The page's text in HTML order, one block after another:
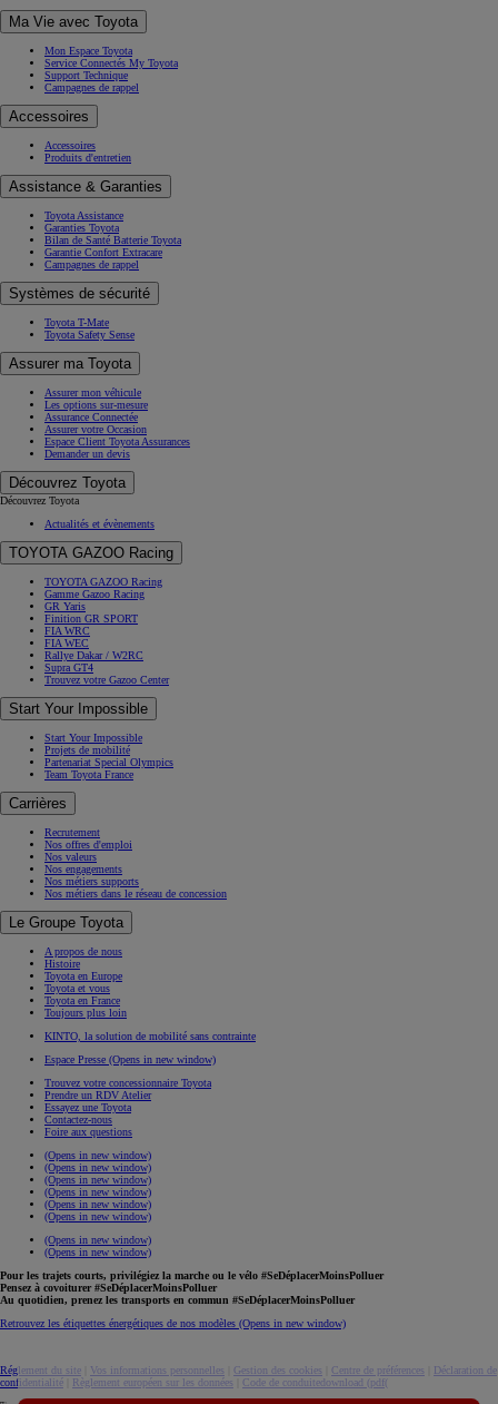
Ma Vie avec Toyota
Mon Espace Toyota
Service Connectés My Toyota
Support Technique
Campagnes de rappel
Accessoires
Accessoires
Produits d'entretien
Assistance & Garanties
Toyota Assistance
Garanties Toyota
Bilan de Santé Batterie Toyota
Garantie Confort Extracare
Campagnes de rappel
Systèmes de sécurité
Toyota T-Mate
Toyota Safety Sense
Assurer ma Toyota
Assurer mon véhicule
Les options sur-mesure
Assurance Connectée
Assurer votre Occasion
Espace Client Toyota Assurances
Demander un devis
Découvrez Toyota
Découvrez Toyota
Actualités et évènements
TOYOTA GAZOO Racing
TOYOTA GAZOO Racing
Gamme Gazoo Racing
GR Yaris
Finition GR SPORT
FIA WRC
FIA WEC
Rallye Dakar / W2RC
Supra GT4
Trouvez votre Gazoo Center
Start Your Impossible
Start Your Impossible
Projets de mobilité
Partenariat Special Olympics
Team Toyota France
Carrières
Recrutement
Nos offres d'emploi
Nos valeurs
Nos engagements
Nos métiers supports
Nos métiers dans le réseau de concession
Le Groupe Toyota
A propos de nous
Histoire
Toyota en Europe
Toyota et vous
Toyota en France
Toujours plus loin
KINTO, la solution de mobilité sans contrainte
Espace Presse (Opens in new window)
Trouvez votre concessionnaire Toyota
Prendre un RDV Atelier
Essayez une Toyota
Contactez-nous
Foire aux questions
(Opens in new window)
(Opens in new window)
(Opens in new window)
(Opens in new window)
(Opens in new window)
(Opens in new window)
(Opens in new window)
(Opens in new window)
Pour les trajets courts, privilégiez la marche ou le vélo #SeDéplacerMoinsPolluer
Pensez à covoiturer #SeDéplacerMoinsPolluer
Au quotidien, prenez les transports en commun #SeDéplacerMoinsPolluer
Retrouvez les étiquettes énergétiques de nos modèles (Opens in new window)
Réglement du site Vos informations personnelles Gestion des cookies Centre de préférences
Déclaration de
confidentialité
Règlement européen sur les données Code de conduitedownload (pdf(